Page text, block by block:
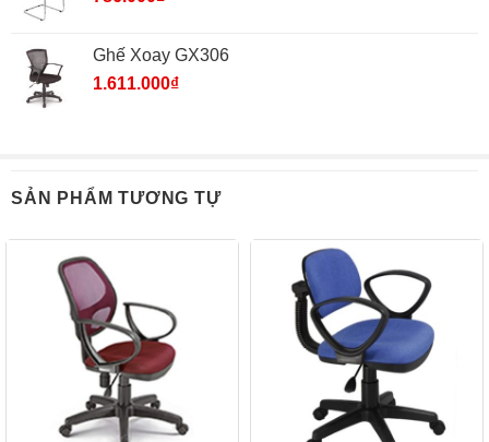
Ghế Xoay GX306
1.611.000₫
SẢN PHẨM TƯƠNG TỰ